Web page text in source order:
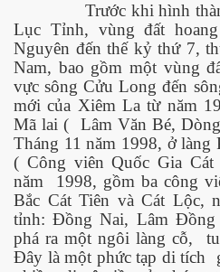
Trước khi hình
Lục Tỉnh, vùng đất
Nguyên đến thế kỷ thứ 7,
Nam, bao gồm một vùng
vực sông Cửu Long đến
mới của Xiêm La từ năm
Mã lai (
Lâm Văn Bé,
Tháng 11 năm 1998, ở làng
( Công viên Quốc Gia
năm
1998, gồm ba công
Bắc Cát Tiên và Cát Lộc,
tỉnh: Đồng Nai, Lâm Đồng
phá ra một ngôi làng cỗ,
Đây là một phức tạp di tích